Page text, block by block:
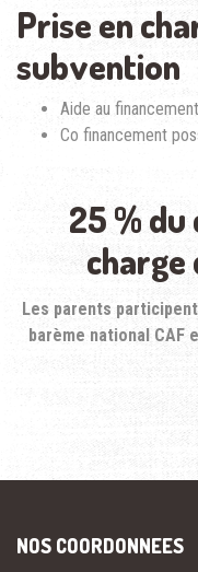
Prise en
subvention
Aide au
Co financement
25 % du
charge
Les parents
barème national CAF
NOS COORDONNEES